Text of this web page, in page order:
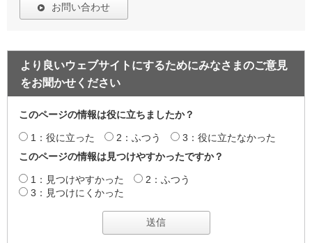
お問い合わせ
より良いウェブサイトにするためにみなさまのご意見
をお聞かせください
このページの情報は役に立ちましたか？
1：役に立った 2：ふつう
3：役に立たなかった
このページの情報は見つけやすかったですか？
1：見つけやすかった
2：ふつう
3：見つけにくかった